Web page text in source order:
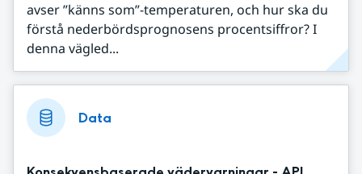
avser ”känns som”-temperaturen, och hur ska du
förstå nederbördsprognosens procentsiffror? I
denna vägled...
Data